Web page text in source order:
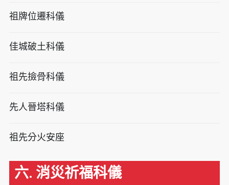
祖牌位遷科儀
佳城破土科儀
祖先撿骨科儀
先人晉塔科儀
祖先分火安座
六. 消災祈福科儀